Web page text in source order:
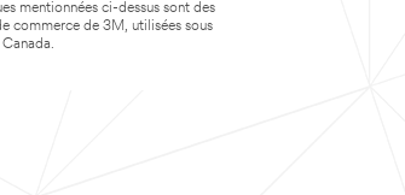
mentionnées ci-dessus sont des
commerce de 3M, utilisées sous
Canada.